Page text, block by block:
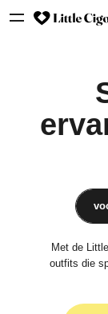
Met de
outfits die